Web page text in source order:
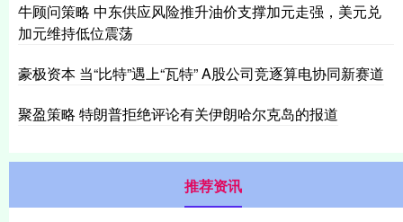
牛顾问策略 中东供应风险推升油价支撑加元走强，美元兑
加元维持低位震荡
豪极资本 当“比特”遇上“瓦特” A股公司竞逐算电协同新赛道
聚盈策略 特朗普拒绝评论有关伊朗哈尔克岛的报道
推荐资讯